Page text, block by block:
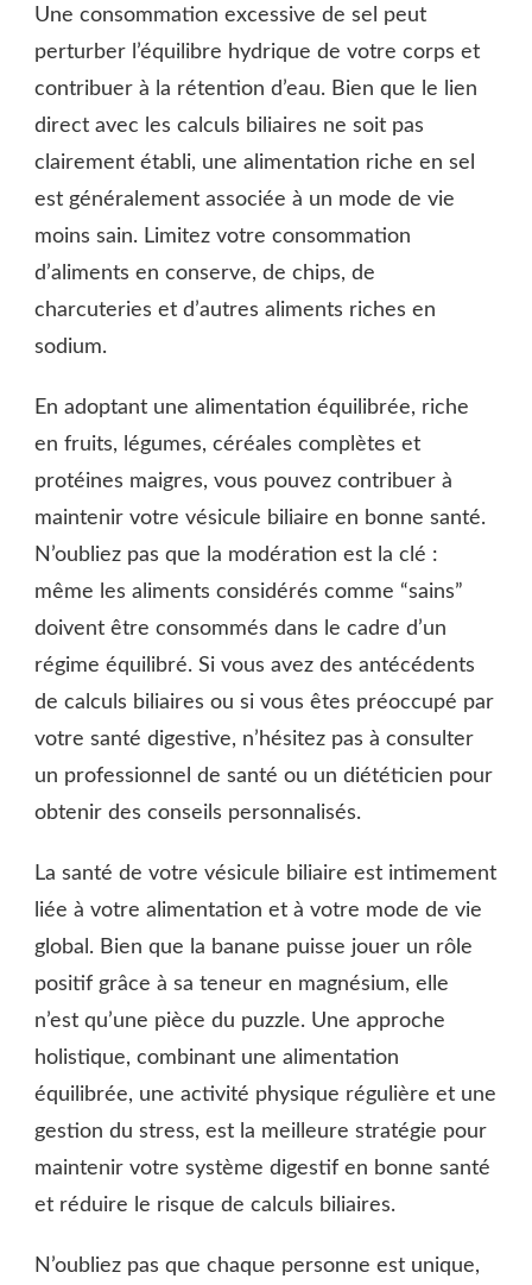
Une consommation excessive de sel peut
perturber l’équilibre hydrique de votre corps et
contribuer à la rétention d’eau. Bien que le lien
direct avec les calculs biliaires ne soit pas
clairement établi, une alimentation riche en sel
est généralement associée à un mode de vie
moins sain. Limitez votre consommation
d’aliments en conserve, de chips, de
charcuteries et d’autres aliments riches en
sodium.
En adoptant une alimentation équilibrée, riche
en fruits, légumes, céréales complètes et
protéines maigres, vous pouvez contribuer à
maintenir votre vésicule biliaire en bonne santé.
N’oubliez pas que la modération est la clé :
même les aliments considérés comme “sains”
doivent être consommés dans le cadre d’un
régime équilibré. Si vous avez des antécédents
de calculs biliaires ou si vous êtes préoccupé par
votre santé digestive, n’hésitez pas à consulter
un professionnel de santé ou un diététicien pour
obtenir des conseils personnalisés.
La santé de votre vésicule biliaire est intimement
liée à votre alimentation et à votre mode de vie
global. Bien que la banane puisse jouer un rôle
positif grâce à sa teneur en magnésium, elle
n’est qu’une pièce du puzzle. Une approche
holistique, combinant une alimentation
équilibrée, une activité physique régulière et une
gestion du stress, est la meilleure stratégie pour
maintenir votre système digestif en bonne santé
et réduire le risque de calculs biliaires.
N’oubliez pas que chaque personne est unique,